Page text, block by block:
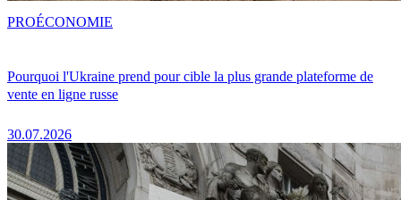
Pourquoi l'Ukraine prend pour cible la plus grande plateforme de
vente en ligne russe
30.07.2026
PROÉCONOMIE